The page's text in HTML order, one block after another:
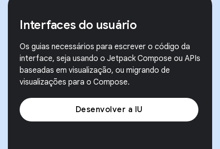
Interfaces do usuário
Os guias necessários para escrever o código da
interface, seja usando o Jetpack Compose ou APIs
baseadas em visualização, ou migrando de
visualizações para o Compose.
Desenvolver a IU